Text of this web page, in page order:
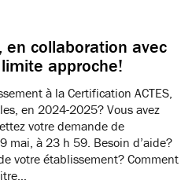
en collaboration avec
approche!
à la Certification ACTES,
en 2024-2025? Vous avez
votre demande de
mai, à 23 h 59. Besoin d’aide?
votre établissement? Comment